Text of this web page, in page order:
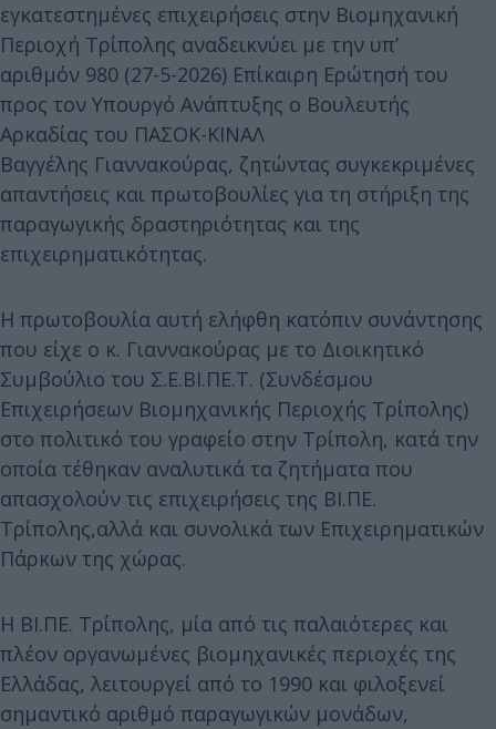
εγκατεστημένες επιχειρήσεις στην Βιομηχανική
Περιοχή Τρίπολης αναδεικνύει με την υπ’
αριθμόν 980 (27-5-2026) Επίκαιρη Ερώτησή του
προς τον Υπουργό Ανάπτυξης ο Βουλευτής
Αρκαδίας του ΠΑΣΟΚ-ΚΙΝΑΛ
Βαγγέλης Γιαννακούρας, ζητώντας συγκεκριμένες
απαντήσεις και πρωτοβουλίες για τη στήριξη της
παραγωγικής δραστηριότητας και της
επιχειρηματικότητας.
Η πρωτοβουλία αυτή ελήφθη κατόπιν συνάντησης
που είχε ο κ. Γιαννακούρας με το Διοικητικό
Συμβούλιο του Σ.Ε.ΒΙ.ΠΕ.Τ. (Συνδέσμου
Επιχειρήσεων Βιομηχανικής Περιοχής Τρίπολης)
στο πολιτικό του γραφείο στην Τρίπολη, κατά την
οποία τέθηκαν αναλυτικά τα ζητήματα που
απασχολούν τις επιχειρήσεις της ΒΙ.ΠΕ.
Τρίπολης,αλλά και συνολικά των Επιχειρηματικών
Πάρκων της χώρας.
Η ΒΙ.ΠΕ. Τρίπολης, μία από τις παλαιότερες και
πλέον οργανωμένες βιομηχανικές περιοχές της
Ελλάδας, λειτουργεί από το 1990 και φιλοξενεί
σημαντικό αριθμό παραγωγικών μονάδων,